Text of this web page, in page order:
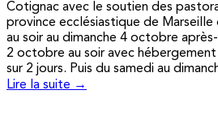
Cotignac avec le soutien des
province ecclésiastique de
au soir au dimanche 4 octobre
2 octobre au soir avec
sur 2 jours. Puis du samedi au
Lire la suite →